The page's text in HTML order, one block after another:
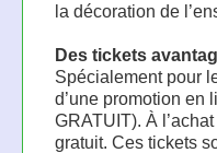
la décoration de
Des tickets
Spécialement pour
d’une promotion en
GRATUIT). À
gratuit. Ces tickets